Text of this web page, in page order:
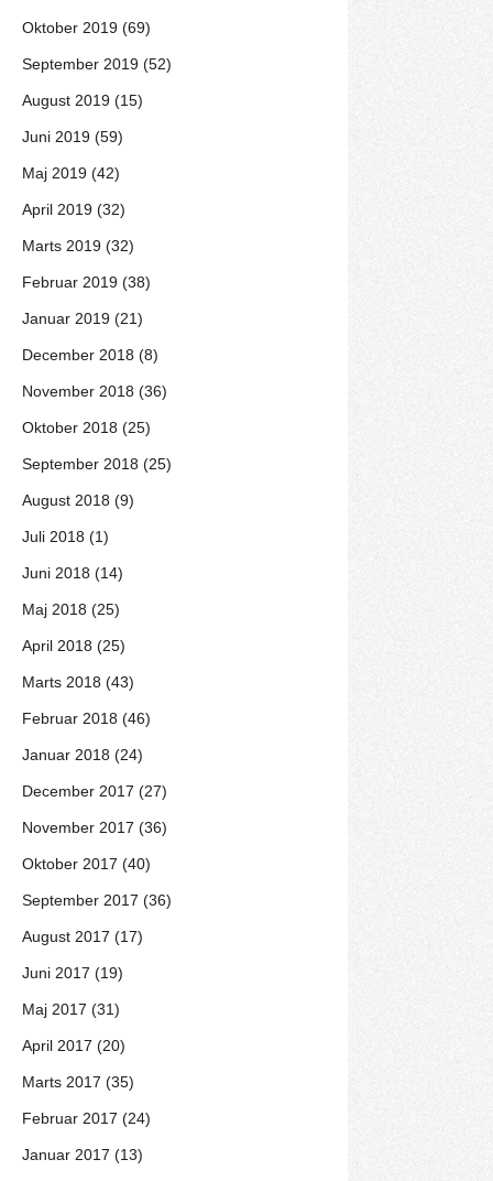
Oktober 2019 (69)
September 2019 (52)
August 2019 (15)
Juni 2019 (59)
Maj 2019 (42)
April 2019 (32)
Marts 2019 (32)
Februar 2019 (38)
Januar 2019 (21)
December 2018 (8)
November 2018 (36)
Oktober 2018 (25)
September 2018 (25)
August 2018 (9)
Juli 2018 (1)
Juni 2018 (14)
Maj 2018 (25)
April 2018 (25)
Marts 2018 (43)
Februar 2018 (46)
Januar 2018 (24)
December 2017 (27)
November 2017 (36)
Oktober 2017 (40)
September 2017 (36)
August 2017 (17)
Juni 2017 (19)
Maj 2017 (31)
April 2017 (20)
Marts 2017 (35)
Februar 2017 (24)
Januar 2017 (13)